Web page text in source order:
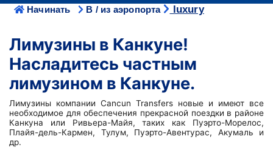
Начинать В / из аэропорта luxury
Лимузины в Канкуне!
Насладитесь частным
лимузином в Канкуне.
Лимузины компании Cancun Transfers новые и имеют все
необходимое для обеспечения прекрасной поездки в районе
Канкуна или Ривьера-Майя, таких как Пуэрто-Морелос,
Плайя-дель-Кармен, Тулум, Пуэрто-Авентурас, Акумаль и
др.